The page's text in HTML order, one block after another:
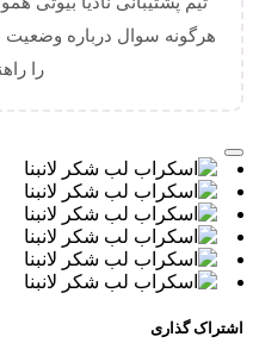
هرگونه سوال درباره
را
اشتراک گذاری